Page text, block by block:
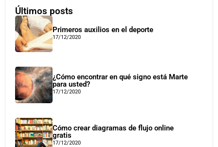
Últimos posts
Primeros auxilios en el deporte
17/12/2020
¿Cómo encontrar en qué signo está Marte
para usted?
17/12/2020
Cómo crear diagramas de flujo online
gratis
17/12/2020